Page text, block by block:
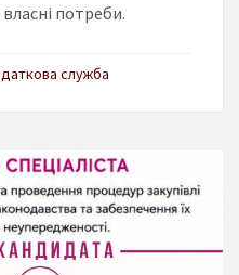
потреби.
служба